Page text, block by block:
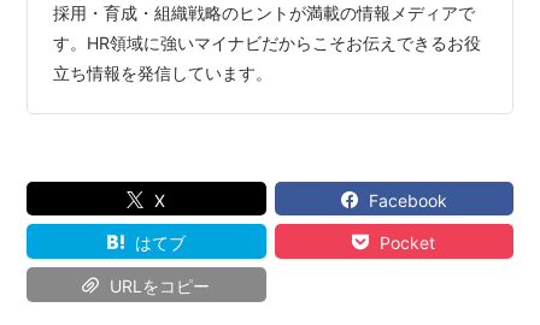
採用・育成・組織戦略のヒントが満載の情報メディアで
す。HR領域に強いマイナビだからこそお伝えできるお役
立ち情報を発信しています。
X Facebook
はてブ Pocket
URLをコピー